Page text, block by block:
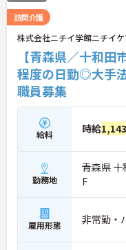
訪問介護
株式会社ニチイ学館ニチイ
【青森県／十和
程度の日勤◎大手
職員募集
給料 時給
勤務地
青森県
F
雇用形態 非常勤・